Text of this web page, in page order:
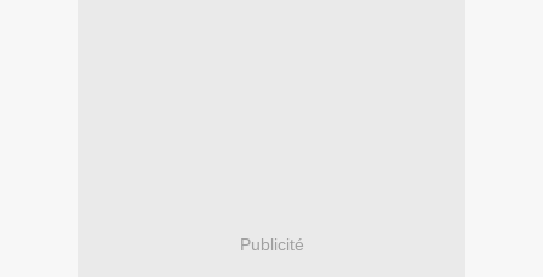
Publicité